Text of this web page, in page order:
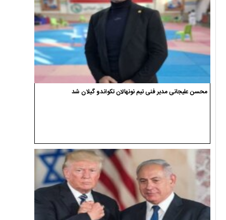
محسن علیجانی مدیر فنی تیم نونهالان تکواندو گیلان شد